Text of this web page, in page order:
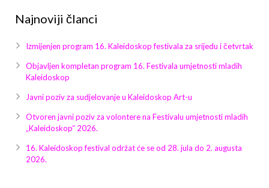
Najnoviji članci
Izmijenjen program 16. Kaleidoskop festivala za srijedu i četvrtak
Objavljen kompletan program 16. Festivala umjetnosti mladih
Kaleidoskop
Javni poziv za sudjelovanje u Kaleidoskop Art-u
Otvoren javni poziv za volontere na Festivalu umjetnosti mladih
„Kaleidoskop“ 2026.
16. Kaleidoskop festival održat će se od 28. jula do 2. augusta
2026.